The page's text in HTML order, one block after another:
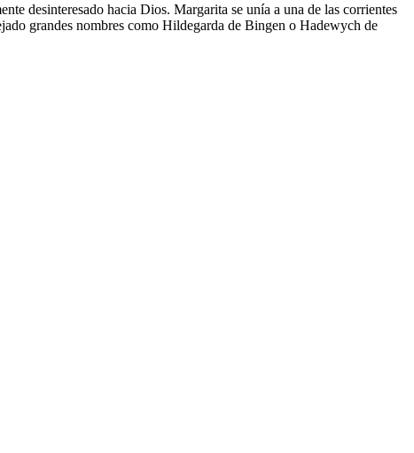
desinteresado hacia Dios. Margarita se unía a una de las corrientes
grandes nombres como Hildegarda de Bingen o Hadewych de